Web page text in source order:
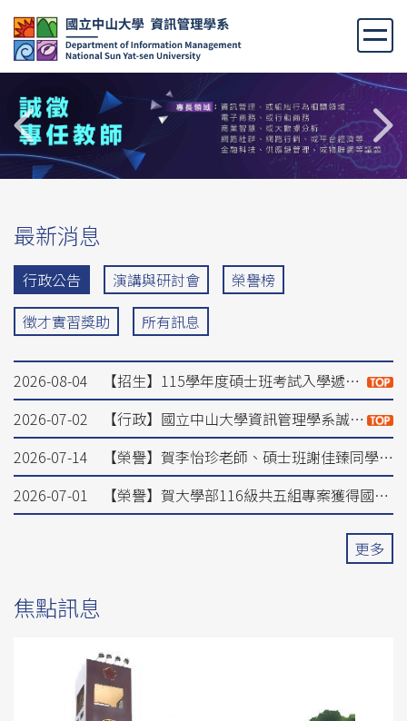
跳
到
主
要
內
容
區
最新消息
行政公告 演講與研討會
榮譽榜
徵才實習獎助
所有訊息
2026-08-04
【招生】115學年度碩士班考試入學遞補備取生名單(8/4更新)
2026-07-02
【行政】國立中山大學資訊管理學系誠徵專任教師
2026-07-14
【榮譽】賀李怡珍老師、碩士班謝佳臻同學榮獲PACIS 2026國際研討會Best Short Paper獎項
2026-07-01
【榮譽】賀大學部116級共五組專案獲得國科會115年度「大專學生研究計畫」補助！
更多
焦點訊息